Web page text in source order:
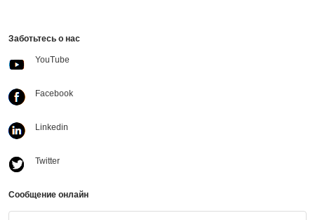
Заботьтесь о нас
YouTube
Facebook
Linkedin
Twitter
Сообщение онлайн